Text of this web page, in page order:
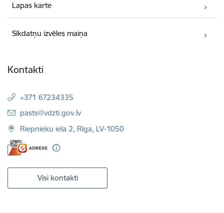
Lapas karte
Sīkdatņu izvēles maiņa
Kontakti
+371 67234335
E-pasts:
pasts@vdzti.gov.lv
Riepnieku iela 2, Rīga, LV-1050
Visi kontakti